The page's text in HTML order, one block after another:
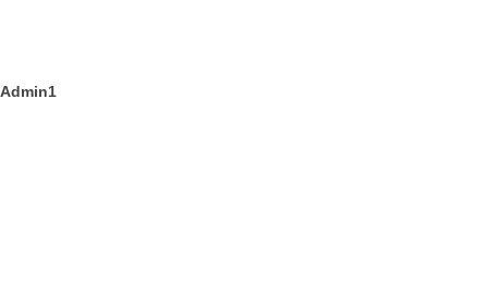
Admin1